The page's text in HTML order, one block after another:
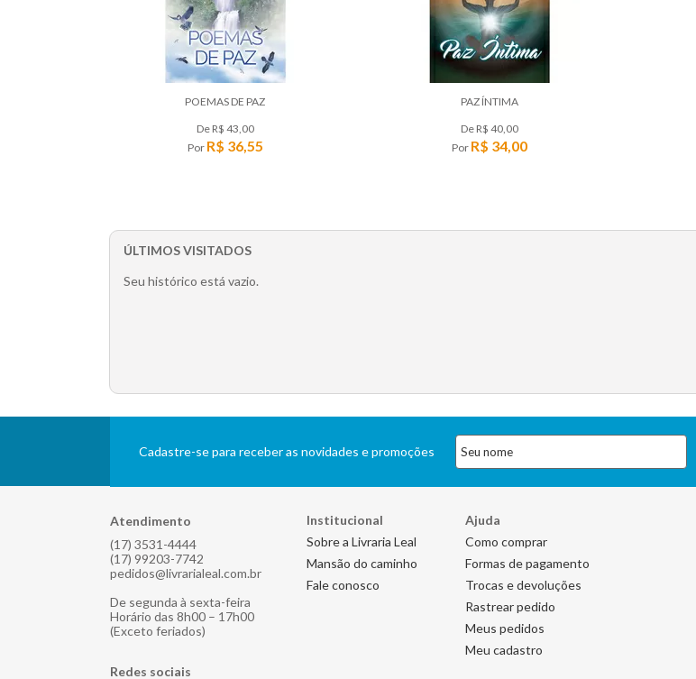
POEMAS DE PAZ
De R$ 43,00
Por R$ 36,55
PAZ ÍNTIMA
De R$ 40,00
Por R$ 34,00
ÚLTIMOS VISITADOS
Seu histórico está vazio.
Cadastre-se para receber as novidades e promoções
Atendimento
(17) 3531-4444
(17) 99203-7742
pedidos@livrarialeal.com.br
De segunda à sexta-feira
Horário das 8h00 – 17h00
(Exceto feriados)
Institucional
Sobre a Livraria Leal
Mansão do caminho
Fale conosco
Ajuda
Como comprar
Formas de pagamento
Trocas e devoluções
Rastrear pedido
Meus pedidos
Meu cadastro
Redes sociais